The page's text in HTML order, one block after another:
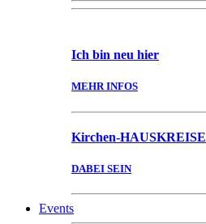
Ich bin neu hier
MEHR INFOS
Kirchen-HAUSKREISE
DABEI SEIN
Events